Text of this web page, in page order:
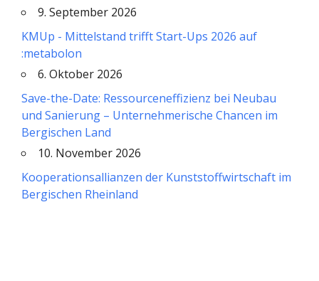
9. September 2026
KMUp - Mittelstand trifft Start-Ups 2026 auf
:metabolon
6. Oktober 2026
Save-the-Date: Ressourceneffizienz bei Neubau
und Sanierung – Unternehmerische Chancen im
Bergischen Land
10. November 2026
Kooperationsallianzen der Kunststoffwirtschaft im
Bergischen Rheinland